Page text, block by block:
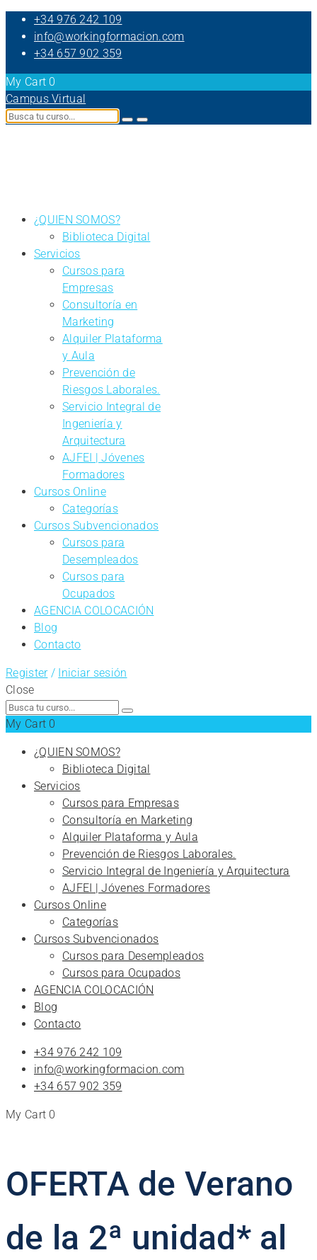
+34 976 242 109
info@workingformacion.com
+34 657 902 359
My Cart 0
Campus Virtual
¿QUIEN SOMOS?
Biblioteca Digital
Servicios
Cursos para
Empresas
Consultoría en
Marketing
Alquiler Plataforma
y Aula
Prevención de
Riesgos Laborales.
Servicio Integral de
Ingeniería y
Arquitectura
AJFEI | Jóvenes
Formadores
Cursos Online
Categorías
Cursos Subvencionados
Cursos para
Desempleados
Cursos para
Ocupados
AGENCIA COLOCACIÓN
Blog
Contacto
Register/ Iniciar sesión
Close
Search
for:
My Cart 0
¿QUIEN SOMOS?
Biblioteca Digital
Servicios
Cursos para Empresas
Consultoría en Marketing
Alquiler Plataforma y Aula
Prevención de Riesgos Laborales.
Servicio Integral de Ingeniería y Arquitectura
AJFEI | Jóvenes Formadores
Cursos Online
Categorías
Cursos Subvencionados
Cursos para Desempleados
Cursos para Ocupados
AGENCIA COLOCACIÓN
Blog
Contacto
+34 976 242 109
info@workingformacion.com
+34 657 902 359
My Cart 0
OFERTA de Verano
de la 2ª unidad* al